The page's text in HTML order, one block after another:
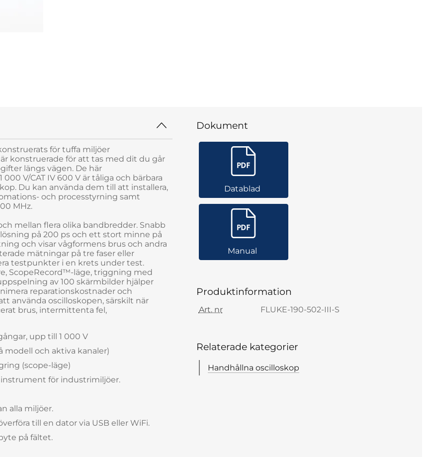
för tuffa miljöer
konstruerade för att tas med dit du går
längs vägen. De här
V/CAT IV 600 V är tåliga och bärbara
Du kan använda dem till att installera,
och processtyrning samt
MHz.
mellan flera olika bandbredder. Snabb
på 200 ps och ett stort minne på
och visar vågformens brus och andra
mätningar på tre faser eller
testpunkter i en krets under test.
ScopeRecord™-läge, triggning med
av 100 skärmbilder hjälper
reparationskostnader och
använda oscilloskopen, särskilt när
brus, intermittenta fel,
upp till 1 000 V
modell och aktiva kanaler)
(scope-läge)
instrument för industrimiljöer.
alla miljöer.
till en dator via USB eller WiFi.
på fältet.
Dokument
Datablad
Manual
Produktinformation
Art. nr FLUKE-190-502-III-S
Relaterade kategorier
Handhållna oscilloskop